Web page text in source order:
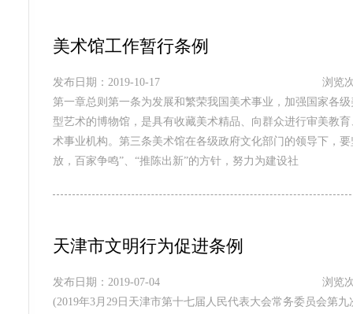
美术馆工作暂行条例
发布日期：2019-10-17
浏览
第一章总则第一条为发展和繁荣我国美术事业，加强国家各
型艺术的博物馆，是具有收藏美术精品、向群众进行审美教
术事业机构。第三条美术馆在各级政府文化部门的领导下，
放，百家争鸣”、“推陈出新”的方针，努力为建设社
天津市文明行为促进条例
发布日期：2019-07-04
浏览
(2019年3月29日天津市第十七届人民代表大会常务委员会第